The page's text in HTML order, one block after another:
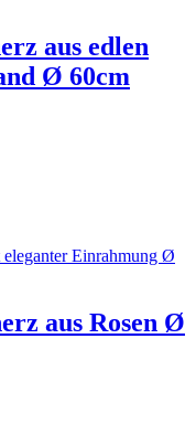
aus edlen
Ø 60cm
aus Rosen Ø